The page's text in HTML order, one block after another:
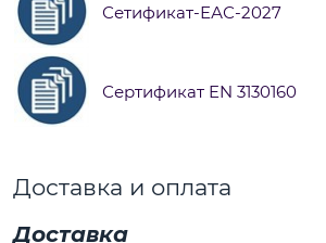
Сетификат-ЕАС-2027
Сертификат EN 3130160
Доставка и оплата
Доставка